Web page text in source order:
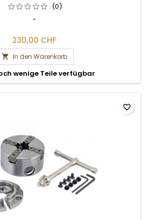
(0)
-
230,00 CHF
 In den Warenkorb
wenige Teile verfügbar
favorite_border